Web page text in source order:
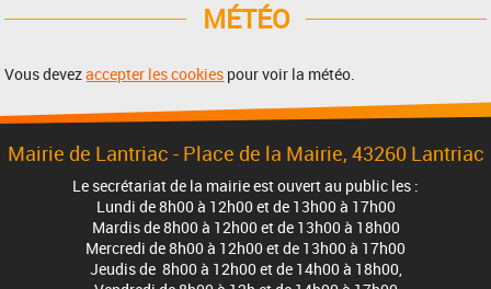
MÉTÉO
Vous devezaccepter les cookies pour voir la météo.
Mairie de Lantriac - Place de la Mairie, 43260 Lantriac
Le secrétariat de la mairie est ouvert au public les :
Lundi de 8h00 à 12h00 et de 13h00 à 17h00
Mardis de 8h00 à 12h00 et de 13h00 à 18h00
Mercredi de 8h00 à 12h00 et de 13h00 à 17h00
Jeudis de 8h00 à 12h00 et de 14h00 à 18h00,